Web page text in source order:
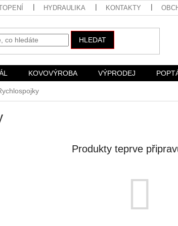
HYDRAULIKA KONTAKTY
HLEDAT
KOVOVÝROBA VÝPRODEJ
Produkty teprve